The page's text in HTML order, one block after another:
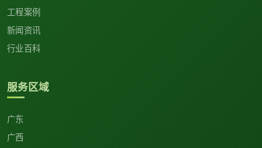
工程案例
新闻资讯
行业百科
服务区域
广东
广西